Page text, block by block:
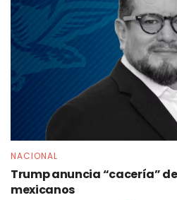
NACIONAL
Trump anuncia “cacería”
mexicanos